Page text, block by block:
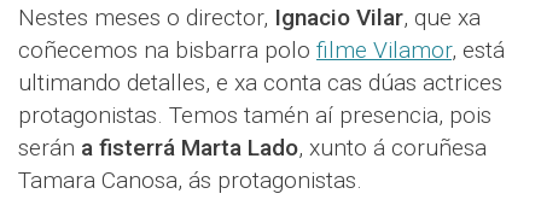
Nestes meses o director, Ignacio Vilar, que xa
coñecemos na bisbarra polo filme Vilamor, está
ultimando detalles, e xa conta cas dúas actrices
protagonistas. Temos tamén aí presencia, pois
serán a fisterrá Marta Lado, xunto á coruñesa
Tamara Canosa, ás protagonistas.